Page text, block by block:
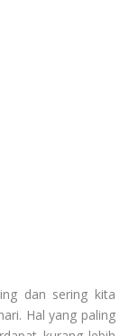
dan sering kita
Hal yang paling